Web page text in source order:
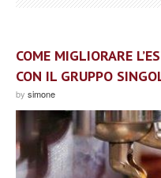
COME MIGLIORARE
CON IL GRUPPO
by simone